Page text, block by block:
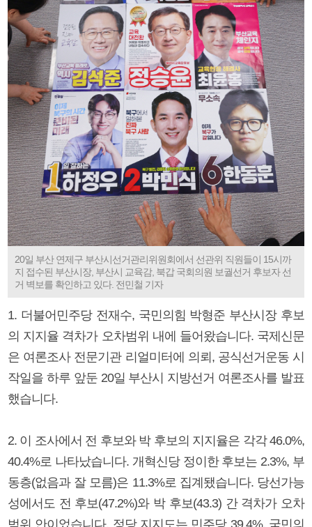
20일 부산 연제구 부산시선거관리위원회에서 선관위 직원들이 15시까
지 접수된 부산시장, 부산시 교육감, 북갑 국회의원 보궐선거 후보자 선
거 벽보를 확인하고 있다. 전민철 기자
1. 더불어민주당 전재수, 국민의힘 박형준 부산시장 후보
의 지지율 격차가 오차범위 내에 들어왔습니다. 국제신문
은 여론조사 전문기관 리얼미터에 의뢰, 공식선거운동 시
작일을 하루 앞둔 20일 부산시 지방선거 여론조사를 발표
했습니다.
2. 이 조사에서 전 후보와 박 후보의 지지율은 각각 46.0%,
40.4%로 나타났습니다. 개혁신당 정이한 후보는 2.3%, 부
동층(없음과 잘 모름)은 11.3%로 집계됐습니다. 당선가능
성에서도 전 후보(47.2%)와 박 후보(43.3) 간 격차가 오차
범위 안이었습니다. 정당 지지도는 민주당 39.4%, 국민의